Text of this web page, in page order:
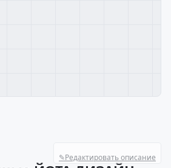
✎Редактировать описание